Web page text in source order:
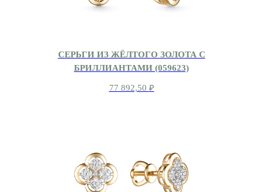
СЕРЬГИ ИЗ ЖЁЛТОГО ЗОЛОТА С
БРИЛЛИАНТАМИ (059623)
77 892,50 ₽